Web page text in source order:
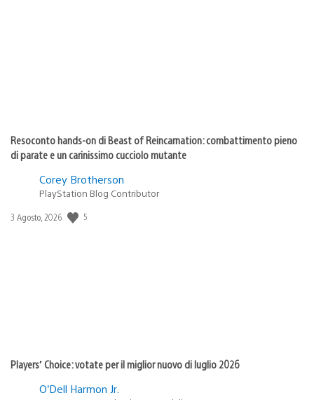
Resoconto hands-on di Beast of Reincarnation: combattimento pieno
di parate e un carinissimo cucciolo mutante
Corey Brotherson
PlayStation Blog Contributor
Data
3 Agosto, 2026 5
Players’ Choice: votate per il miglior nuovo di luglio 2026
O’Dell Harmon Jr.